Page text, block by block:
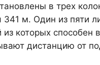
в трех
м. Один из пяти
которых способен
дистанцию от